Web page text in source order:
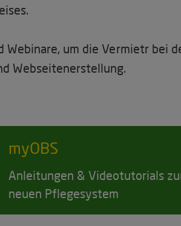
Webinare, um die Vermietr bei
Webseitenerstellung.
myOBS
Anleitungen & Videotutorials
neuen Pflegesystem